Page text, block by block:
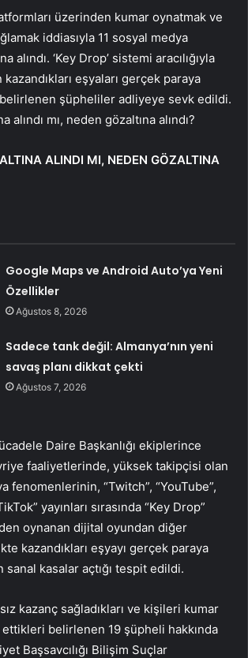
üzerinden kumar oynatmak ve
iddiasıyla 11 sosyal medya
alındı. ‘Key Drop’ sistemi aracılığıyla
eşyaları gerçek paraya
şüpheliler adliyeye sevk edildi.
alındı mı, neden gözaltına alındı?
ALINDI MI, NEDEN GÖZALTINA
Google Maps ve Android Auto’ya Yeni
Özellikler
Ağustos 8, 2026
Sadece tank değil: Almanya’nın yeni
savaş planı dikkat çekti
Ağustos 7, 2026
Daire Başkanlığı ekiplerince
faaliyetlerinde, yüksek takipçisi olan
fenomenlerinin, “Twitch”, “YouTube”,
yayınları sırasında “Key Drop”
oynanan dijital oyundan diğer
kazandıkları eşyayı gerçek paraya
kasalar açtığı tespit edildi.
kazanç sağladıkları ve kişileri kumar
belirlenen 19 şüpheli hakkında
Başsavcılığı Bilişim Suçlar